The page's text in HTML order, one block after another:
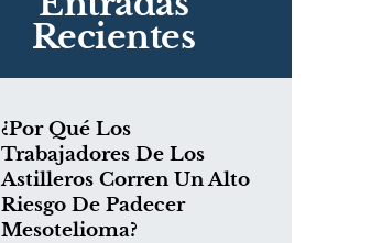
Recientes
¿Por Qué Los
Trabajadores De Los
Astilleros Corren Un Alto
Riesgo De Padecer
Mesotelioma?